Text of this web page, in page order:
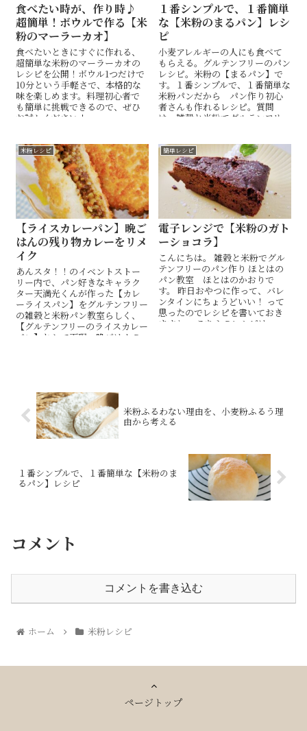
食べたい時が、作り時♪
超簡単！ボウルで作る【米
粉のマーラーカオ】
食べたいときにすぐに作れる、
超簡単な米粉のマーラーカオの
レシピを公開！ボウル1つだけで
10分という手軽さで、本格的な
味を楽しめます。料理初心者で
も簡単に挑戦できるので、ぜひ
お試しください！
１番シンプルで、１番簡単
な【米粉のまるパン】レシ
ピ
小麦アレルギーの人にも食べて
もらえる。グルテンフリーのパン
レシピ。米粉の【まるパン】で
す。１番シンプルで、１番簡単な
米粉パンだから パン作り初心
者さんも作れるレシピ。質問
は、雑穀と米粉でグルテンフリー
米粉レシピ
【ライスカレーパン】晩ご
はんの残り物カレーをリメ
イク
あんスタ！！のイベントストー
リー内で、パン好きなキャラク
ター天満光くんが作った【カレ
ーライスパン】をグルテンフリー
の雑穀と米粉パン教室らしく、
【グルテンフリーのライスカレー
パン】として再現。晩ごはんの
簡単レシピ
電子レンジで【米粉のガト
ーショコラ】
こんにちは。 雑穀と米粉でグル
テンフリーのパン作り ほとはの
パン教室 ほとはのかおりで
す。 昨日おやつに作って、バレ
ンタインにちょうどいい！ って
思ったのでレシピを書いておき
ますね。 こちらのレシピは、...
米粉ふるわない理由を、小麦粉ふるう理
由から考える
１番シンプルで、１番簡単な【米粉のま
るパン】レシピ
コメント
コメントを書き込む
ホーム 米粉レシピ
ページトップ